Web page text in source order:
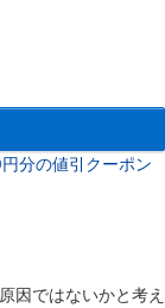
分の値引クーポン
因ではないかと考え